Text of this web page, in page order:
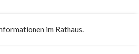
im Rathaus.